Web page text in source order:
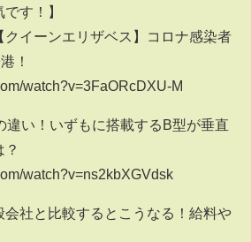
す！】
イーンエリザベス】コロナ感染者
！
watch?v=3FaORcDXU-M
い！いずもに搭載するB型が垂直
watch?v=ns2kbXGVdsk
社と比較するとこうなる！給料や